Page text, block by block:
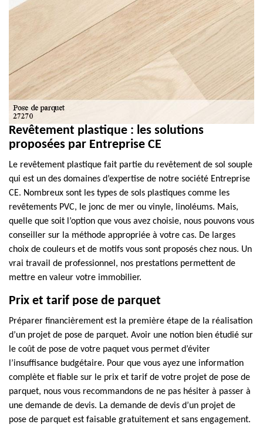
Revêtement plastique : les solutions
proposées par Entreprise CE
Le revêtement plastique fait partie du revêtement de sol souple
qui est un des domaines d’expertise de notre société Entreprise
CE. Nombreux sont les types de sols plastiques comme les
revêtements PVC, le jonc de mer ou vinyle, linoléums. Mais,
quelle que soit l’option que vous avez choisie, nous pouvons vous
conseiller sur la méthode appropriée à votre cas. De larges
choix de couleurs et de motifs vous sont proposés chez nous. Un
vrai travail de professionnel, nos prestations permettent de
mettre en valeur votre immobilier.
Prix et tarif pose de parquet
Préparer financièrement est la première étape de la réalisation
d’un projet de pose de parquet. Avoir une notion bien étudié sur
le coût de pose de votre paquet vous permet d’éviter
l’insuffisance budgétaire. Pour que vous ayez une information
complète et fiable sur le prix et tarif de votre projet de pose de
parquet, nous vous recommandons de ne pas hésiter à passer à
une demande de devis. La demande de devis d’un projet de
pose de parquet est faisable gratuitement et sans engagement.